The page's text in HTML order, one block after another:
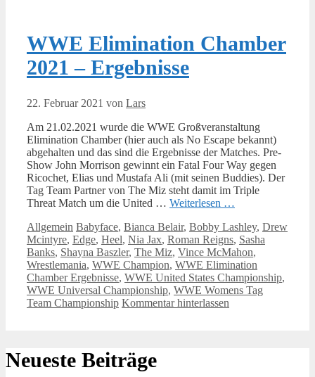
WWE Elimination Chamber
2021 – Ergebnisse
22. Februar 2021 von Lars
Am 21.02.2021 wurde die WWE Großveranstaltung
Elimination Chamber (hier auch als No Escape bekannt)
abgehalten und das sind die Ergebnisse der Matches. Pre-
Show John Morrison gewinnt ein Fatal Four Way gegen
Ricochet, Elias und Mustafa Ali (mit seinen Buddies). Der
Tag Team Partner von The Miz steht damit im Triple
Threat Match um die United … Weiterlesen …
Kategorien
Allgemein Schlagwörter
Babyface, Bianca Belair, Bobby Lashley, Drew
Mcintyre, Edge, Heel, Nia Jax, Roman Reigns, Sasha
Banks, Shayna Baszler, The Miz, Vince McMahon,
Wrestlemania, WWE Champion, WWE Elimination
Chamber Ergebnisse, WWE United States Championship,
WWE Universal Championship, WWE Womens Tag
Team Championship Kommentar hinterlassen
Neueste Beiträge